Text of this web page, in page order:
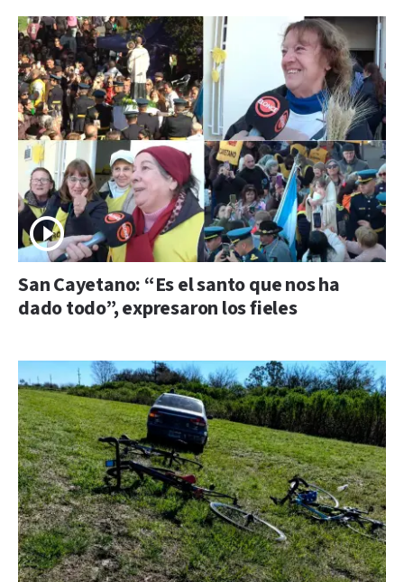
San Cayetano: “Es el santo que nos ha
dado todo”, expresaron los fieles